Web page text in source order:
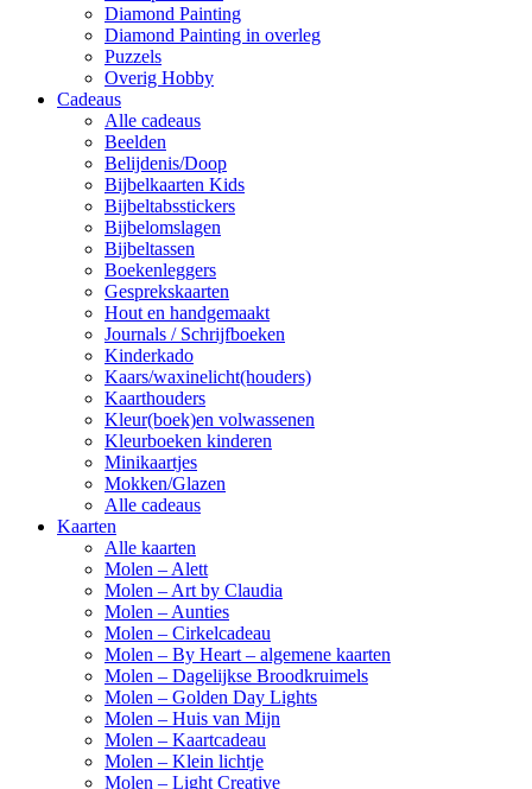
Diamond Painting
Diamond Painting in overleg
Puzzels
Overig Hobby
Cadeaus
Alle cadeaus
Beelden
Belijdenis/Doop
Bijbelkaarten Kids
Bijbeltabsstickers
Bijbelomslagen
Bijbeltassen
Boekenleggers
Gesprekskaarten
Hout en handgemaakt
Journals / Schrijfboeken
Kinderkado
Kaars/waxinelicht(houders)
Kaarthouders
Kleur(boek)en volwassenen
Kleurboeken kinderen
Minikaartjes
Mokken/Glazen
Alle cadeaus
Kaarten
Alle kaarten
Molen – Alett
Molen – Art by Claudia
Molen – Aunties
Molen – Cirkelcadeau
Molen – By Heart – algemene kaarten
Molen – Dagelijkse Broodkruimels
Molen – Golden Day Lights
Molen – Huis van Mijn
Molen – Kaartcadeau
Molen – Klein lichtje
Molen – Light Creative